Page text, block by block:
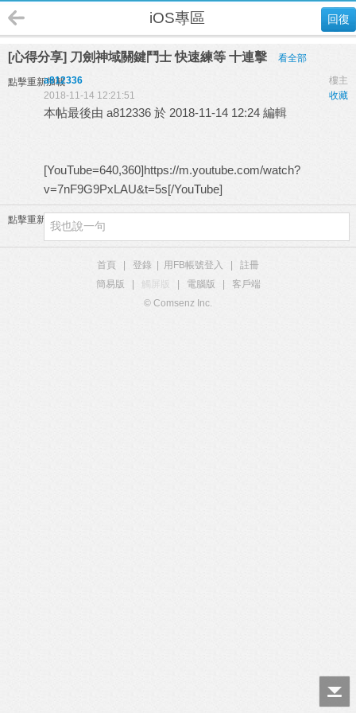
回復
iOS專區
[心得分享] 刀劍神域關鍵鬥士 快速練等 十連擊 看全部
點擊重新加載 樓主
a812336
收藏
2018-11-14 12:21:51
本帖最後由 a812336 於 2018-11-14 12:24 編輯
[YouTube=640,360]https://m.youtube.com/watch?
v=7nF9G9PxLAU&t=5s[/YouTube]
點擊重新加載
首頁 登錄 用FB帳號登入
註冊
簡易版
電腦版
客戶端
© Comsenz Inc.